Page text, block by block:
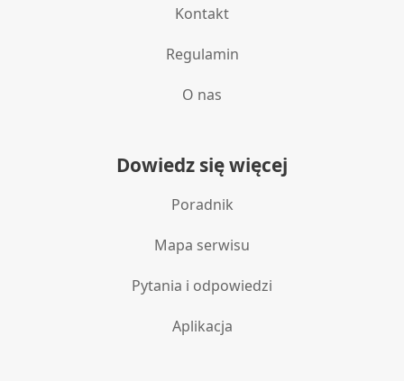
Kontakt
Regulamin
O nas
Dowiedz się więcej
Poradnik
Mapa serwisu
Pytania i odpowiedzi
Aplikacja